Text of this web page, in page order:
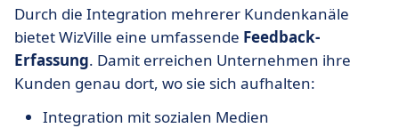
Durch die Integration mehrerer Kundenkanäle
bietet WizVille eine umfassende Feedback-
Erfassung. Damit erreichen Unternehmen ihre
Kunden genau dort, wo sie sich aufhalten:
Integration mit sozialen Medien